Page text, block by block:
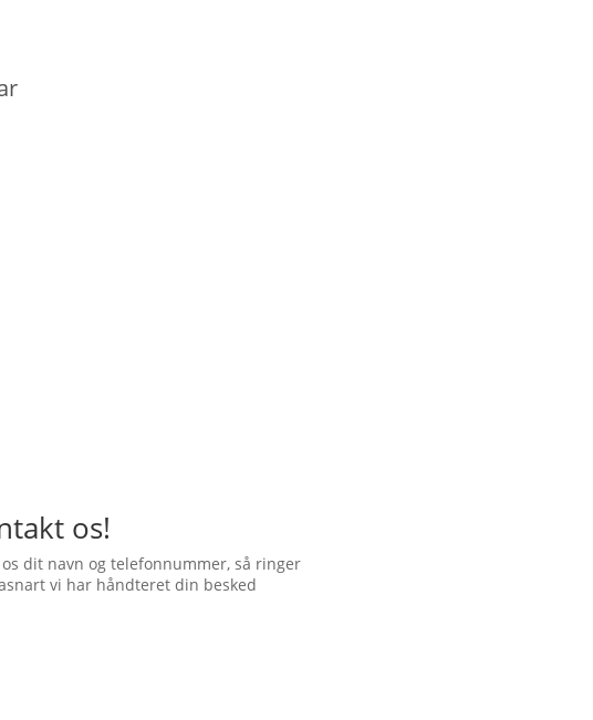
os!
os dit navn og telefonnummer, så ringer
vi har håndteret din besked